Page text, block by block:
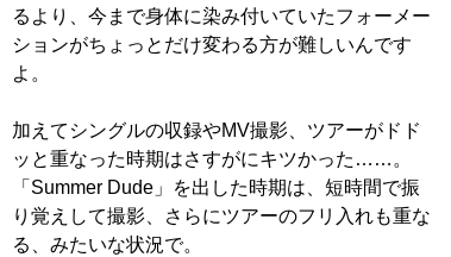
るより、今まで身体に染み付いていたフォーメー
ションがちょっとだけ変わる方が難しいんです
よ。
加えてシングルの収録やMV撮影、ツアーがドド
ッと重なった時期はさすがにキツかった……。
「Summer Dude」を出した時期は、短時間で振
り覚えして撮影、さらにツアーのフリ入れも重な
る、みたいな状況で。